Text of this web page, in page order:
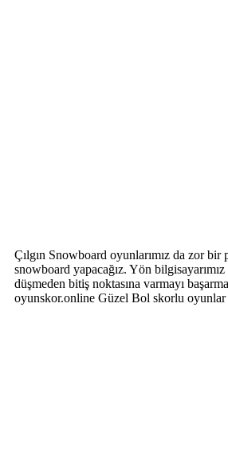
Çılgın Snowboard oyunlarımız da zor bir
snowboard yapacağız. Yön
düşmeden bitiş noktasına varmayı
oyunskor.online Güzel Bol skorlu